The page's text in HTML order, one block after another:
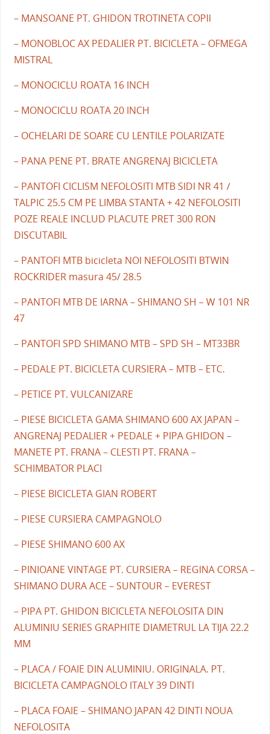
– MANSOANE PT. GHIDON TROTINETA COPII
– MONOBLOC AX PEDALIER PT. BICICLETA – OFMEGA
MISTRAL
– MONOCICLU ROATA 16 INCH
– MONOCICLU ROATA 20 INCH
– OCHELARI DE SOARE CU LENTILE POLARIZATE
– PANA PENE PT. BRATE ANGRENAJ BICICLETA
– PANTOFI CICLISM NEFOLOSITI MTB SIDI NR 41 /
TALPIC 25.5 CM PE LIMBA STANTA + 42 NEFOLOSITI
POZE REALE INCLUD PLACUTE PRET 300 RON
DISCUTABIL
– PANTOFI MTB bicicleta NOI NEFOLOSITI BTWIN
ROCKRIDER masura 45/ 28.5
– PANTOFI MTB DE IARNA – SHIMANO SH – W 101 NR
47
– PANTOFI SPD SHIMANO MTB – SPD SH – MT33BR
– PEDALE PT. BICICLETA CURSIERA – MTB – ETC.
– PETICE PT. VULCANIZARE
– PIESE BICICLETA GAMA SHIMANO 600 AX JAPAN –
ANGRENAJ PEDALIER + PEDALE + PIPA GHIDON –
MANETE PT. FRANA – CLESTI PT. FRANA –
SCHIMBATOR PLACI
– PIESE BICICLETA GIAN ROBERT
– PIESE CURSIERA CAMPAGNOLO
– PIESE SHIMANO 600 AX
– PINIOANE VINTAGE PT. CURSIERA – REGINA CORSA –
SHIMANO DURA ACE – SUNTOUR – EVEREST
– PIPA PT. GHIDON BICICLETA NEFOLOSITA DIN
ALUMINIU SERIES GRAPHITE DIAMETRUL LA TIJA 22.2
MM
– PLACA / FOAIE DIN ALUMINIU. ORIGINALA. PT.
BICICLETA CAMPAGNOLO ITALY 39 DINTI
– PLACA FOAIE – SHIMANO JAPAN 42 DINTI NOUA
NEFOLOSITA